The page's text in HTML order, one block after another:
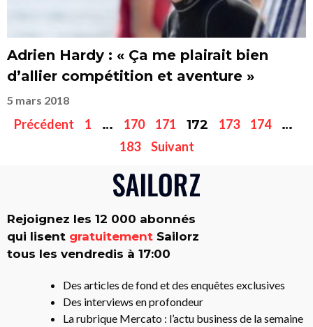
Adrien Hardy : « Ça me plairait bien
d’allier compétition et aventure »
5 mars 2018
Précédent 1 … 170 171 172 173 174
…
183
Suivant
Rejoignez les 12 000 abonnés
qui lisent gratuitement Sailorz
tous les vendredis à 17:00
Des articles de fond et des enquêtes exclusives
Des interviews en profondeur
La rubrique Mercato : l’actu business de la semaine